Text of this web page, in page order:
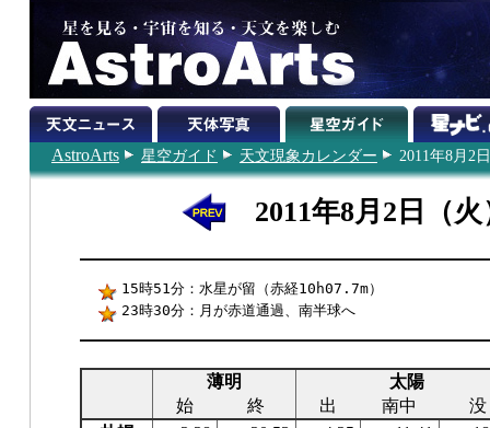
AstroArts 星空ガイド 天文現象カレンダー 2011年8月2日
2011年8月2日（火
15時51分：水星が留（赤経10h07.7m）
23時30分：月が赤道通過、南半球へ
薄明
太陽
始
終 出 南中
没